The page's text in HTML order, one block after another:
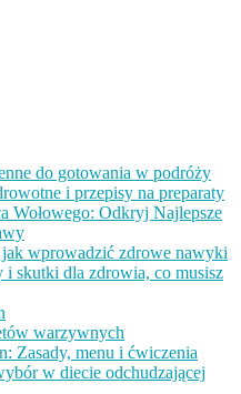
do gotowania w podróży
i przepisy na preparaty
Wołowego: Odkryj Najlepsze
wprowadzić zdrowe nawyki
i skutki dla zdrowia, co musisz
warzywnych
Zasady, menu i ćwiczenia
w diecie odchudzającej